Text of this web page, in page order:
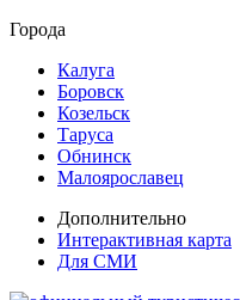
Города
Калуга
Боровск
Козельск
Таруса
Обнинск
Малоярославец
Дополнительно
Интерактивная карта
Для СМИ